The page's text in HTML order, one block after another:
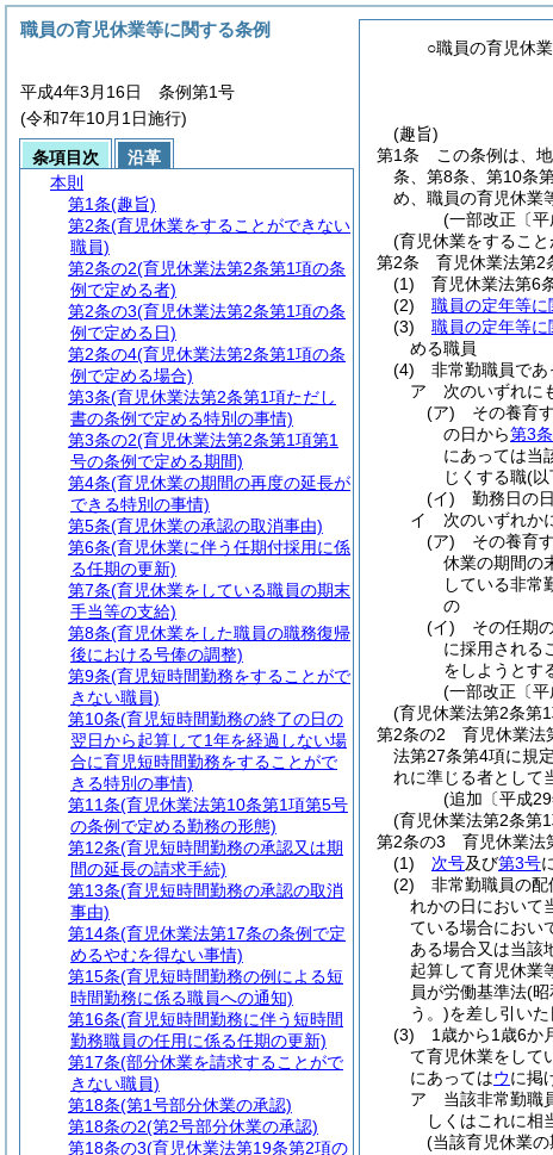
○職員の育児休
(趣旨)
第1条
この条例は、
条、第8条、第10条
め、職員の育児休業
(一部改正〔
(育児休業をするこ
第2条
育児休業法第2
(1)
育児休業法第6
(2)
職員の定年等に
(3)
職員の定年等
める職員
(4)
非常勤職員で
ア
次のいずれに
(ア)
その養育
の日から第3
にあっては当
じくする職(以
(イ)
勤務日の
イ
次のいずれか
(ア)
その養育
休業の期間の
している非常
の
(イ)
その任期
に採用される
をしようとす
(一部改正〔
(育児休業法第2条第
第2条の2
育児休業法
法第27条第4項に規
れに準じる者として
(追加〔平成
(育児休業法第2条第
第2条の3
育児休業法
(1)
次号及び第3号
(2)
非常勤職員の配
れかの日において
ている場合におい
ある場合又は当該
起算して育児休業
員が労働基準法(昭
う。)を差し引い
(3)
1歳から1歳6か
て育児休業をして
にあってはウに掲
ア
当該非常勤職
しくはこれに相
(当該育児休業
職員の育児休業等に関する条例
平成4年3月16日 条例第1号
(令和7年10月1日施行)
条項目次
沿革
本則
第1条(趣旨)
第2条(育児休業をすることができない
職員)
第2条の2(育児休業法第2条第1項の条
例で定める者)
第2条の3(育児休業法第2条第1項の条
例で定める日)
第2条の4(育児休業法第2条第1項の条
例で定める場合)
第3条(育児休業法第2条第1項ただし
書の条例で定める特別の事情)
第3条の2(育児休業法第2条第1項第1
号の条例で定める期間)
第4条(育児休業の期間の再度の延長が
できる特別の事情)
第5条(育児休業の承認の取消事由)
第6条(育児休業に伴う任期付採用に係
る任期の更新)
第7条(育児休業をしている職員の期末
手当等の支給)
第8条(育児休業をした職員の職務復帰
後における号俸の調整)
第9条(育児短時間勤務をすることがで
きない職員)
第10条(育児短時間勤務の終了の日の
翌日から起算して1年を経過しない場
合に育児短時間勤務をすることがで
きる特別の事情)
第11条(育児休業法第10条第1項第5号
の条例で定める勤務の形態)
第12条(育児短時間勤務の承認又は期
間の延長の請求手続)
第13条(育児短時間勤務の承認の取消
事由)
第14条(育児休業法第17条の条例で定
めるやむを得ない事情)
第15条(育児短時間勤務の例による短
時間勤務に係る職員への通知)
第16条(育児短時間勤務に伴う短時間
勤務職員の任用に係る任期の更新)
第17条(部分休業を請求することがで
きない職員)
第18条(第1号部分休業の承認)
第18条の2(第2号部分休業の承認)
第18条の3(育児休業法第19条第2項の